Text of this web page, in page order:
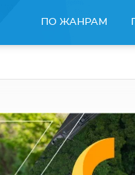
ПО ЖАНРАМ